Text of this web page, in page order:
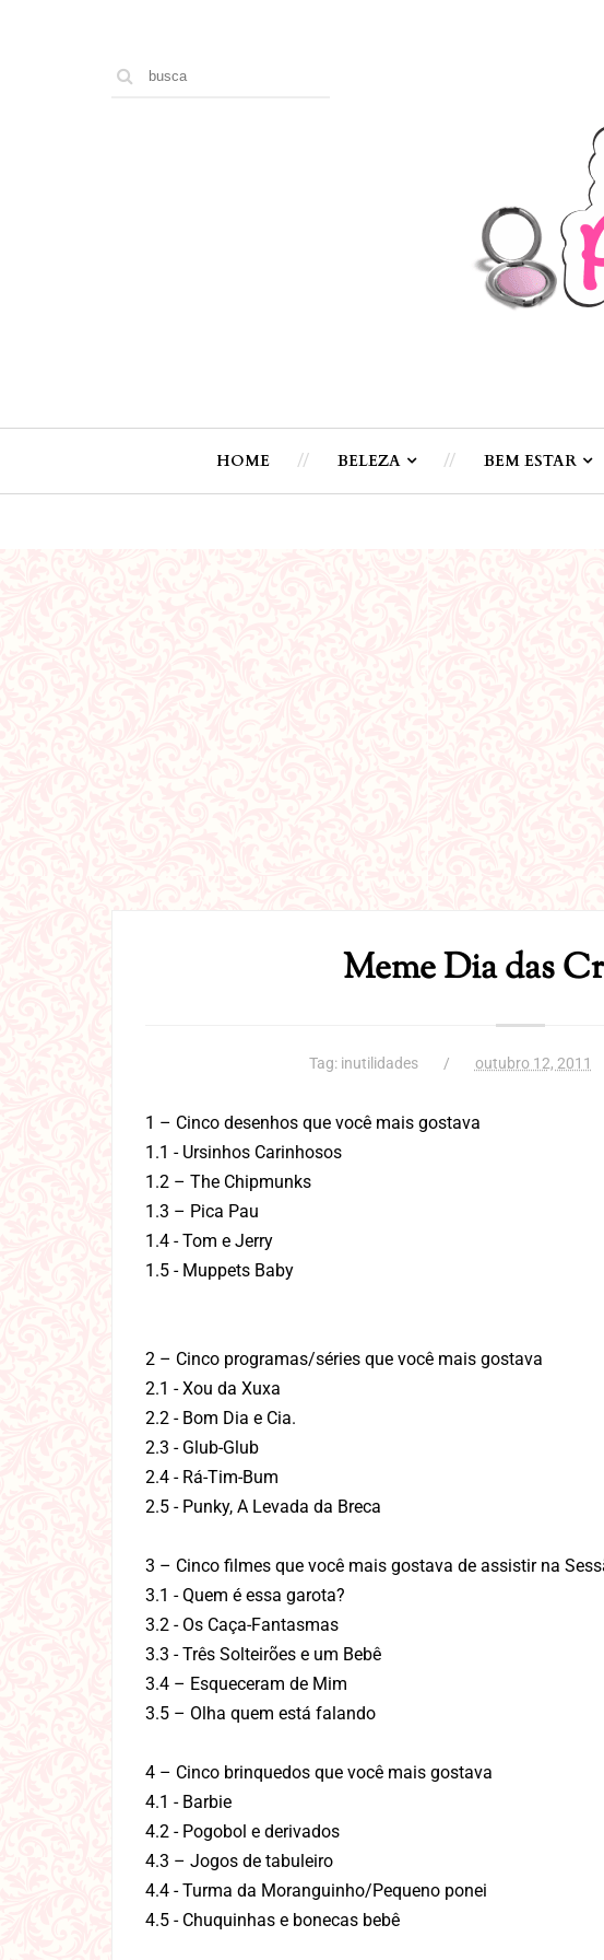
HOME BELEZA BEM ESTAR
Meme Dia das
Tag: inutilidades outubro 12, 2011
1 – Cinco desenhos que você mais gostava
1.1 - Ursinhos Carinhosos
1.2 – The Chipmunks
1.3 – Pica Pau
1.4 - Tom e Jerry
1.5 - Muppets Baby
2 – Cinco programas/séries que você mais gostava
2.1 - Xou da Xuxa
2.2 - Bom Dia e Cia.
2.3 - Glub-Glub
2.4 - Rá-Tim-Bum
2.5 - Punky, A Levada da Breca
3 – Cinco filmes que você mais gostava de assistir na
3.1 - Quem é essa garota?
3.2 - Os Caça-Fantasmas
3.3 - Três Solteirões e um Bebê
3.4 – Esqueceram de Mim
3.5 – Olha quem está falando
4 – Cinco brinquedos que você mais gostava
4.1 - Barbie
4.2 - Pogobol e derivados
4.3 – Jogos de tabuleiro
4.4 - Turma da Moranguinho/Pequeno ponei
4.5 - Chuquinhas e bonecas bebê